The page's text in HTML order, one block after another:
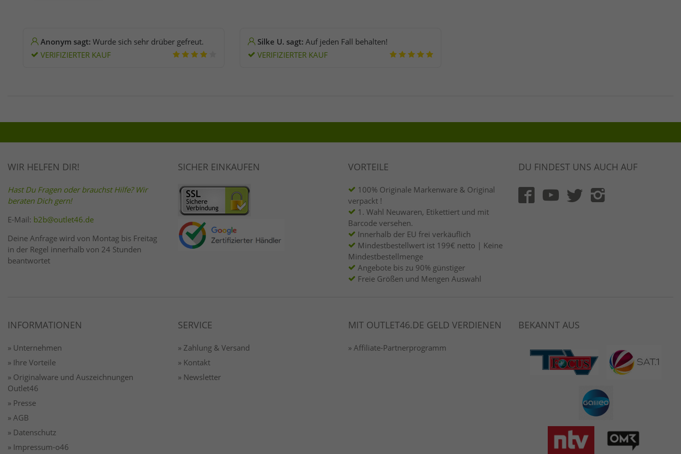
Anonym sagt: Wurde sich sehr drüber gefreut.
VERIFIZIERTER KAUF
Silke U. sagt: Auf jeden Fall behalten!
VERIFIZIERTER KAUF
WIR HELFEN DIR!
Hast Du Fragen oder brauchst Hilfe? Wir
beraten Dich gern!
E-Mail: b2b@outlet46.de
Deine Anfrage wird von Montag bis Freitag
in der Regel innerhalb von 24 Stunden
beantwortet
SICHER EINKAUFEN VORTEILE
100% Originale Markenware & Original
verpackt !
1. Wahl Neuwaren, Etikettiert und mit
Barcode versehen.
Innerhalb der EU frei verkäuflich
Mindestbestellwert ist 199€ netto | Keine
Mindestbestellmenge
Angebote bis zu 90% günstiger
Freie Größen und Mengen Auswahl
DU FINDEST UNS AUCH AUF
INFORMATIONEN
» Unternehmen
» Ihre Vorteile
» Originalware und Auszeichnungen
Outlet46
» Presse
» AGB
» Datenschutz
» Impressum-o46
SERVICE
» Zahlung & Versand
» Kontakt
» Newsletter
MIT OUTLET46.DE GELD VERDIENEN
» Affiliate-Partnerprogramm
BEKANNT AUS